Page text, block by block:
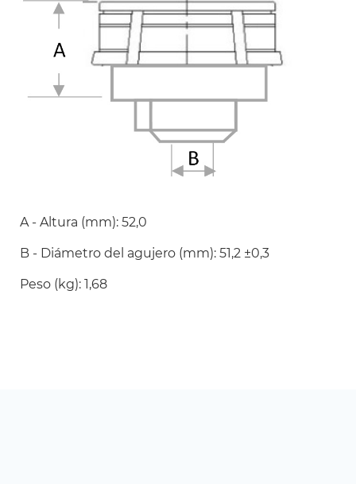
A - Altura (mm): 52,0
B - Diámetro del agujero (mm): 51,2 ±0,3
Peso (kg): 1,68